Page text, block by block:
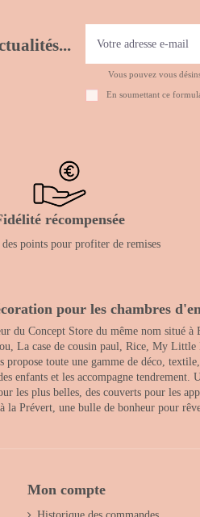
Vous pouvez vous
En soumettant ce
récompensée
points pour profiter de remises
pour les chambres
du Concept Store du même nom situé
La case de cousin paul, Rice, My
toute une gamme de déco,
enfants et les accompagne
les plus belles, des couverts pour les
Prévert, une bulle de bonheur pour
Mon compte